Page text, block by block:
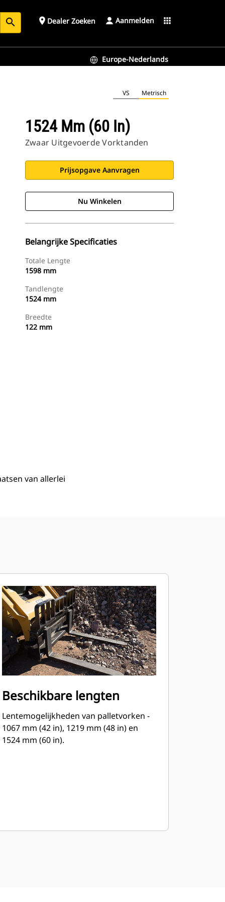
search place Dealer Zoeken Aanmelden apps
Europe-Nederlands
VS Metrisch
1524 Mm (60 In)
Zwaar Uitgevoerde Vorktanden
Prijsopgave Aanvragen
Nu Winkelen
Belangrijke Specificaties
Totale Lengte
1598 mm
Tandlengte
1524 mm
Breedte
122 mm
van allerlei
Beschikbare lengten
Lentemogelijkheden van palletvorken -
1067 mm (42 in), 1219 mm (48 in) en
1524 mm (60 in).